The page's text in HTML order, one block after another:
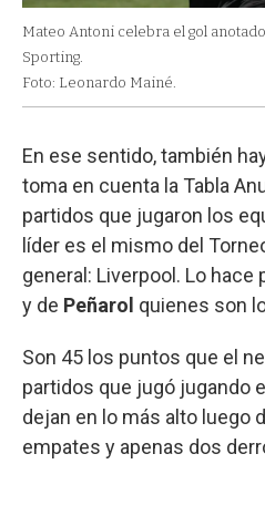
Mateo Antoni celebra el gol
Sporting.
Foto: Leonardo Mainé.
En ese sentido, también
toma en cuenta la Tabla
partidos que jugaron los
líder es el mismo del
general: Liverpool. Lo hace
y de Peñarol quienes son
Son 45 los puntos que el
partidos que jugó jugando
dejan en lo más alto luego
empates y apenas dos